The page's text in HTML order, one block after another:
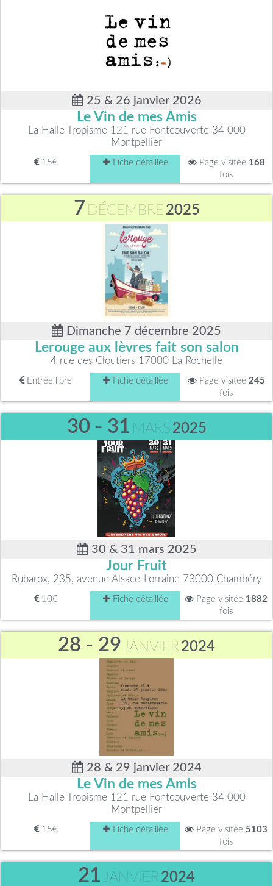
25 & 26 janvier 2026
Le Vin de mes Amis
La Halle Tropisme 121 rue Fontcouverte 34 000
Montpellier
15€ Fiche détaillée Page visitée 168
fois
7 DÉCEMBRE 2025
Dimanche 7 décembre 2025
Lerouge aux lèvres fait son salon
4 rue des Cloutiers 17000 La Rochelle
Entrée libre Fiche détaillée Page visitée 245
fois
30 - 31 MARS 2025
30 & 31 mars 2025
Jour Fruit
Rubarox, 235, avenue Alsace-Lorraine 73000 Chambéry
10€ Fiche détaillée Page visitée 1882
fois
28 - 29JANVIER2024
28 & 29 janvier 2024
Le Vin de mes Amis
La Halle Tropisme 121 rue Fontcouverte 34 000
Montpellier
15€ Fiche détaillée Page visitée 5103
fois
21 JANVIER2024